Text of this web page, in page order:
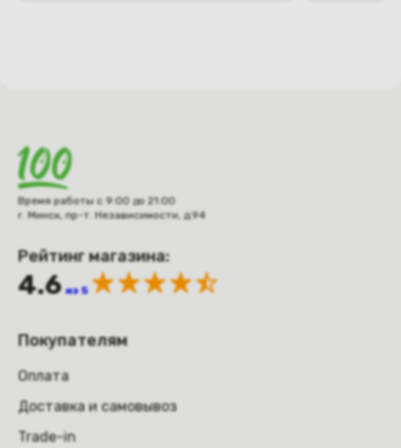
Время работы с 9:00 до 21:00
г. Минск, пр-т. Независимости, д.94
Рейтинг магазина:
4.6 из 5
Покупателям
Оплата
Доставка и самовывоз
Trade-in